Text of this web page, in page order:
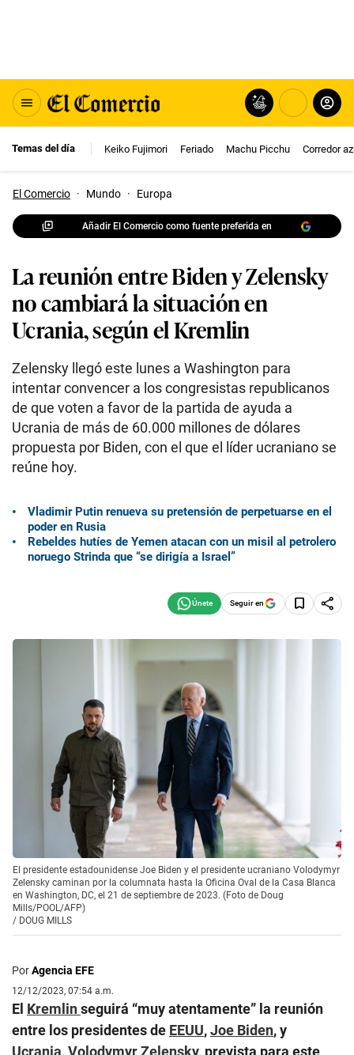
Temas del día Keiko Fujimori Feriado Machu Picchu Corredor
El Comercio · Mundo · Europa
Añadir El Comercio como fuente preferida en
La reunión entre Biden y Zelensky
no cambiará la situación en
Ucrania, según el Kremlin
Zelensky llegó este lunes a Washington para
intentar convencer a los congresistas republicanos
de que voten a favor de la partida de ayuda a
Ucrania de más de 60.000 millones de dólares
propuesta por Biden, con el que el líder ucraniano se
reúne hoy.
Vladimir Putin renueva su pretensión de perpetuarse en el
poder en Rusia
Rebeldes hutíes de Yemen atacan con un misil al petrolero
noruego Strinda que “se dirigía a Israel”
Seguir en
El presidente estadounidense Joe Biden y el presidente ucraniano Volodymyr
Zelensky caminan por la columnata hasta la Oficina Oval de la Casa Blanca
en Washington, DC, el 21 de septiembre de 2023. (Foto de Doug
Mills/POOL/AFP)
/ DOUG MILLS
PorAgencia EFE
12/12/2023, 07:54 a.m.
El Kremlinseguirá “muy atentamente” la reunión
entre los presidentes de EEUU,Joe Biden, y
Ucrania,Volodymyr Zelensky, prevista para este